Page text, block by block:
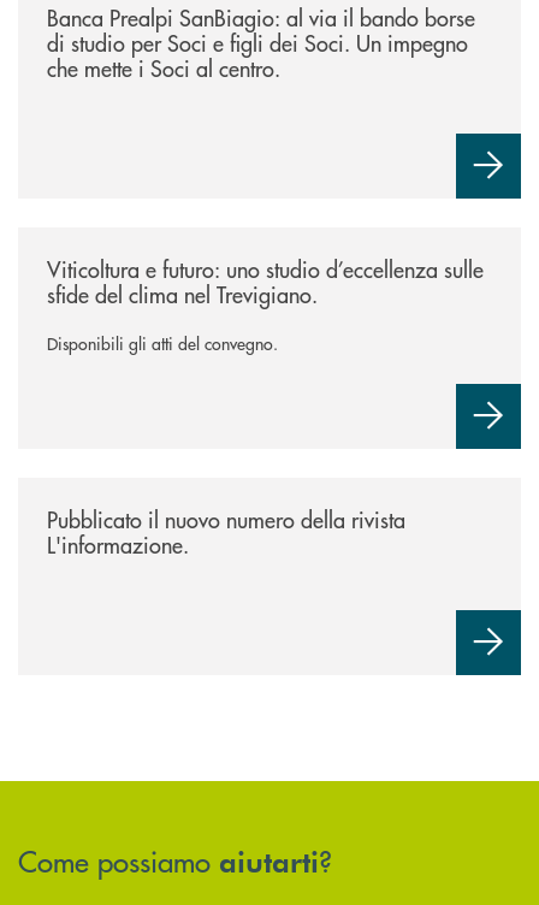
Banca Prealpi SanBiagio: al via il bando borse
di studio per Soci e figli dei Soci. Un impegno
che mette i Soci al centro.
Viticoltura e futuro: uno studio d’eccellenza sulle
sfide del clima nel Trevigiano.
Disponibili gli atti del convegno.
Pubblicato il nuovo numero della rivista
L'informazione.
Come possiamo aiutarti?